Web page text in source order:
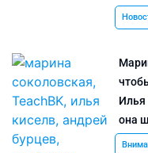
Илья
она